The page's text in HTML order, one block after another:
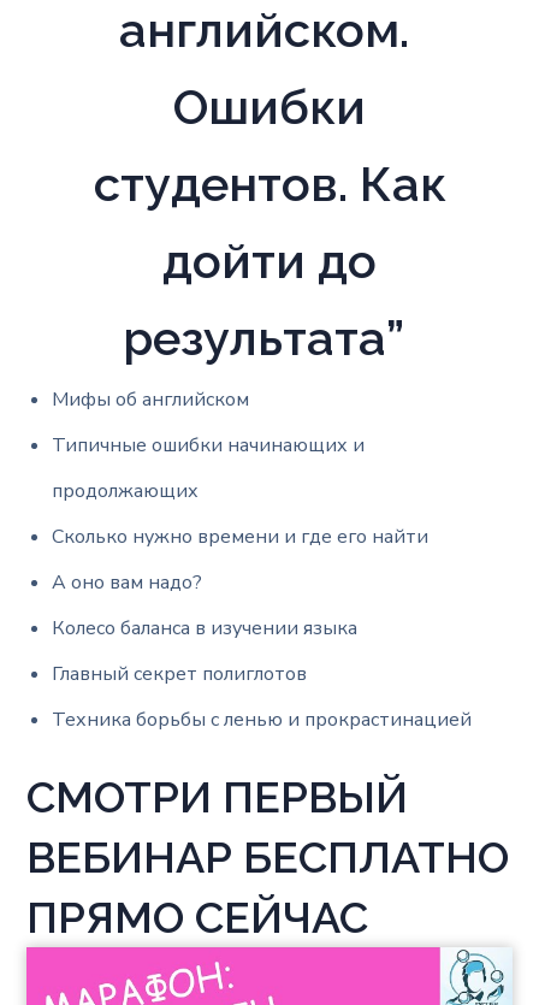
английском.
Ошибки
студентов. Как
дойти до
результата”
Мифы об английском
Типичные ошибки начинающих и
продолжающих
Сколько нужно времени и где его найти
А оно вам надо?
Колесо баланса в изучении языка
Главный секрет полиглотов
Техника борьбы с ленью и прокрастинацией
СМОТРИ ПЕРВЫЙ
ВЕБИНАР БЕСПЛАТНО
ПРЯМО СЕЙЧАС